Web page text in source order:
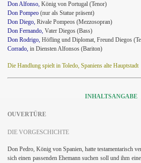
Don Alfonso, König von Portugal (Tenor)
Don Pompeo (nur als Statue präsent)
Don Diego, Rivale Pompeos (Mezzosopran)
Don Fernando, Vater Diegos (Bass)
Don Rodrigo, Höfling und Diplomat, Freund Diegos
Corrado, in Diensten Alfonsos (Bariton)
Die Handlung spielt in Toledo, Spaniens alte Hauptstadt
INHALTSANGABE
OUVERTÜRE
DIE VORGESCHICHTE
Don Pedro, König von Spanien, hatte testamentarisch
sich einen passenden Ehemann suchen soll und ihm